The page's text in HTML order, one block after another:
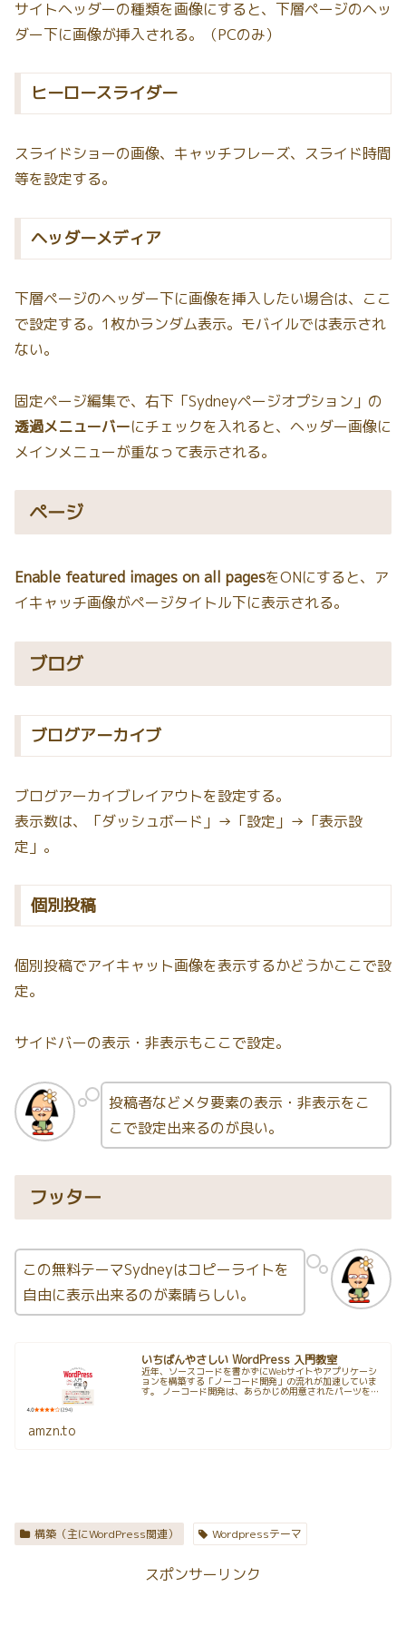
サイトヘッダーの種類を画像にすると、下層ページのヘッ
ダー下に画像が挿入される。（PCのみ）
ヒーロースライダー
スライドショーの画像、キャッチフレーズ、スライド時間
等を設定する。
ヘッダーメディア
下層ページのヘッダー下に画像を挿入したい場合は、ここ
で設定する。1枚かランダム表示。モバイルでは表示され
ない。
固定ページ編集で、右下「Sydneyページオプション」の
透過メニューバーにチェックを入れると、ヘッダー画像に
メインメニューが重なって表示される。
ページ
Enable featured images on all pagesをONにすると、ア
イキャッチ画像がページタイトル下に表示される。
ブログ
ブログアーカイブ
ブログアーカイブレイアウトを設定する。
表示数は、「ダッシュボード」→「設定」→「表示設
定」。
個別投稿
個別投稿でアイキャット画像を表示するかどうかここで設
定。
サイドバーの表示・非表示もここで設定。
投稿者などメタ要素の表示・非表示をこ
こで設定出来るのが良い。
フッター
この無料テーマSydneyはコピーライトを
自由に表示出来るのが素晴らしい。
いちばんやさしい WordPress 入門教室
近年、ソースコードを書かずにWebサイトやアプリケーシ
ョンを構築する「ノーコード開発」の流れが加速していま
す。 ノーコード開発は、あらかじめ用意されたパーツを組
amzn.to
構築（主にWordPress関連） Wordpressテーマ
スポンサーリンク